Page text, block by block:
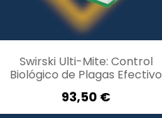
Swirski Ulti-Mite: Control
Biológico de Plagas Efectivo
93,50 €